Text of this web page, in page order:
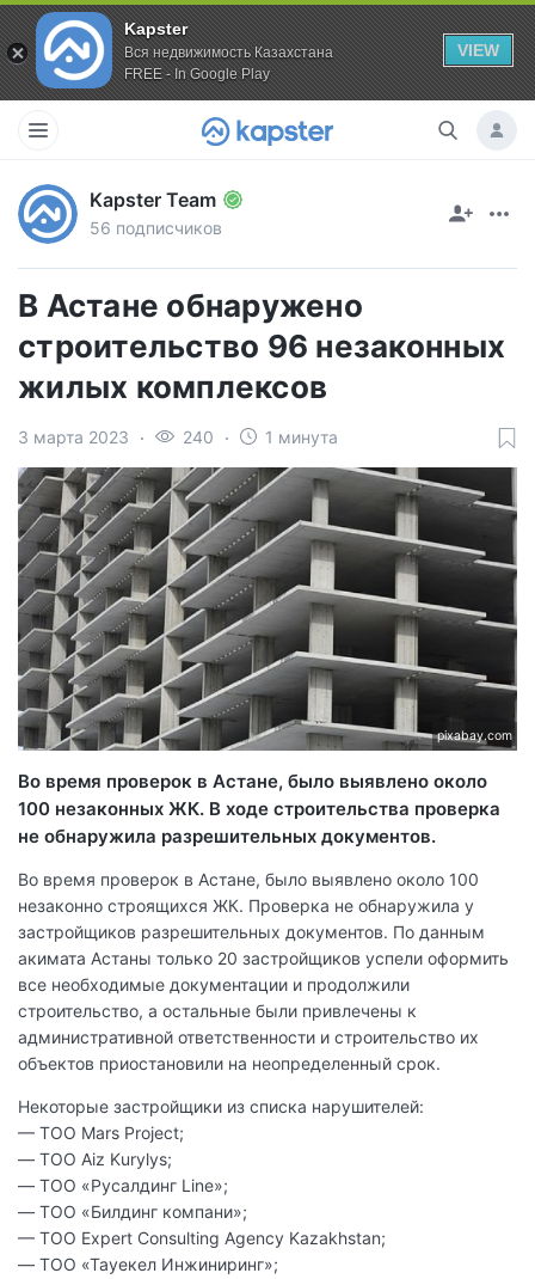
Kapster
Вся недвижимость Казахстана
FREE - In Google Play
VIEW
Kapster Team
56 подписчиков
В Астане обнаружено
строительство 96 незаконных
жилых комплексов
3 марта 2023 240 1 минута
pixabay.com
Во время проверок в Астане, было выявлено около
100 незаконных ЖК. В ходе строительства проверка
не обнаружила разрешительных документов.
Во время проверок в Астане, было выявлено около 100
незаконно строящихся ЖК. Проверка не обнаружила у
застройщиков разрешительных документов. По данным
акимата Астаны только 20 застройщиков успели оформить
все необходимые документации и продолжили
строительство, а остальные были привлечены к
административной ответственности и строительство их
объектов приостановили на неопределенный срок.
Некоторые застройщики из списка нарушителей:
— ТОО Mars Project;
— ТОО Aiz Kurylys;
— ТОО «Русалдинг Line»;
— ТОО «Билдинг компани»;
— ТОО Expert Consulting Agency Kazakhstan;
— ТОО «Тауекел Инжиниринг»;